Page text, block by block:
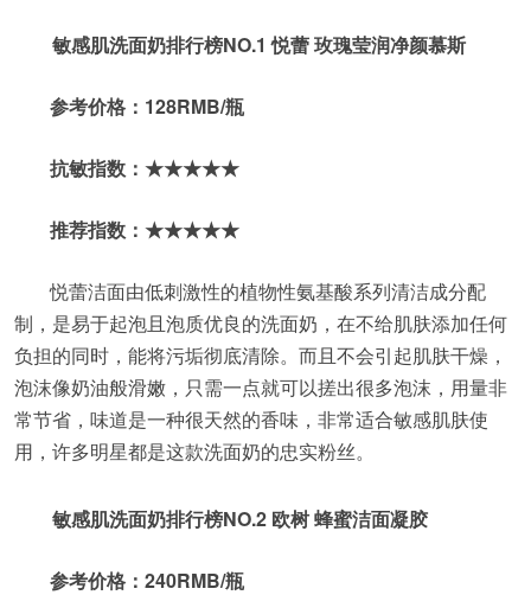
敏感肌洗面奶排行榜NO.1 悦蕾 玫瑰莹润净颜慕斯
参考价格：128RMB/瓶
抗敏指数：★★★★★
推荐指数：★★★★★
悦蕾洁面由低刺激性的植物性氨基酸系列清洁成分配
制，是易于起泡且泡质优良的洗面奶，在不给肌肤添加任何
负担的同时，能将污垢彻底清除。而且不会引起肌肤干燥，
泡沫像奶油般滑嫩，只需一点就可以搓出很多泡沫，用量非
常节省，味道是一种很天然的香味，非常适合敏感肌肤使
用，许多明星都是这款洗面奶的忠实粉丝。
敏感肌洗面奶排行榜NO.2 欧树 蜂蜜洁面凝胶
参考价格：240RMB/瓶